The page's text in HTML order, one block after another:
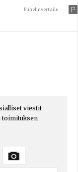
Puhelinvertailu
viestit
toimituksen